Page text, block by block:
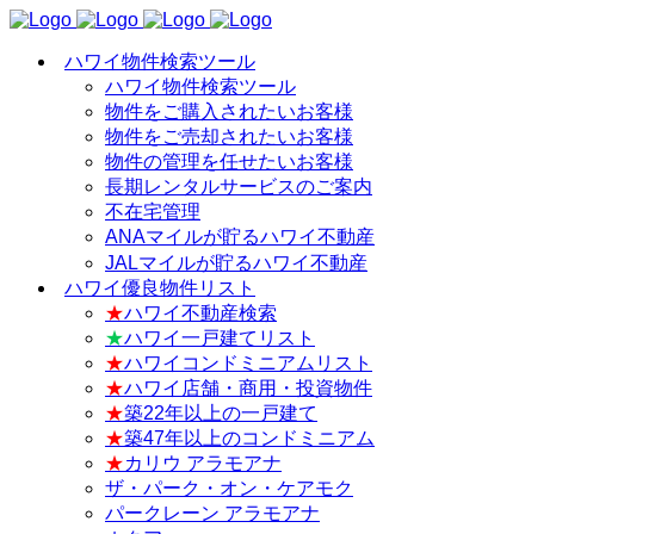
ハワイ物件検索ツール
ハワイ物件検索ツール
物件をご購入されたいお客様
物件をご売却されたいお客様
物件の管理を任せたいお客様
長期レンタルサービスのご案内
不在宅管理
ANAマイルが貯るハワイ不動産
JALマイルが貯るハワイ不動産
ハワイ優良物件リスト
★ハワイ不動産検索
★ハワイ一戸建てリスト
★ハワイコンドミニアムリスト
★ハワイ店舗・商用・投資物件
★築22年以上の一戸建て
★築47年以上のコンドミニアム
★カリウ アラモアナ
ザ・パーク・オン・ケアモク
パークレーン アラモアナ